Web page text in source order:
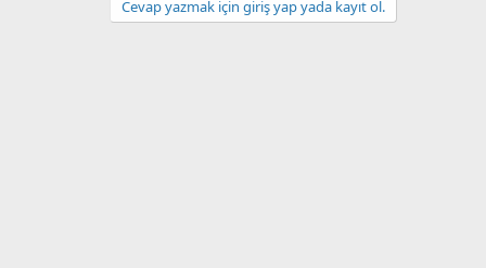
Cevap yazmak için giriş yap yada kayıt ol.